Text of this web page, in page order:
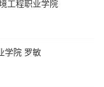
工程职业学院
学院 罗敏